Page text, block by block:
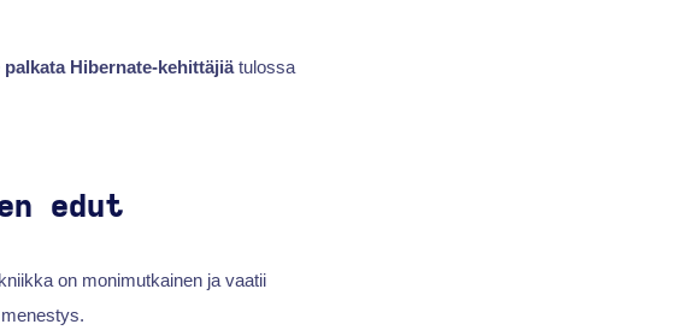
palkata Hibernate-kehittäjiätulossa
edut
on monimutkainen ja vaatii